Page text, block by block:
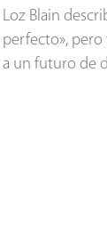
Loz Blain
perfecto»,
a un futuro de